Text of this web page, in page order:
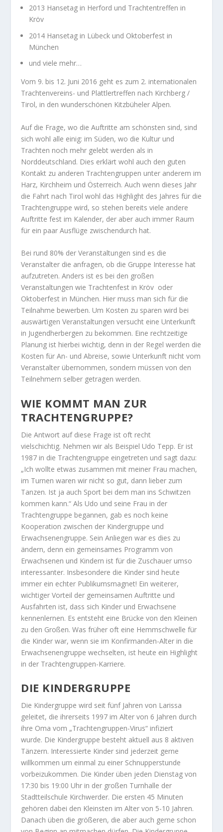
2013 Hansetag in Herford und Trachtentreffen in
Kröv
2014 Hansetag in Lübeck und Oktoberfest in
München
und viele mehr…
Vom 9. bis 12. Juni 2016 geht es zum 2. internationalen
Trachtenvereins- und Plattlertreffen nach Kirchberg /
Tirol, in den wunderschönen Kitzbüheler Alpen.
Auf die Frage, wo die Auftritte am schönsten sind, sind
sich wohl alle einig: im Süden, wo die Kultur und
Trachten noch mehr gelebt werden als in
Norddeutschland. Dies erklärt wohl auch den guten
Kontakt zu anderen Trachtengruppen unter anderem im
Harz, Kirchheim und Österreich. Auch wenn dieses Jahr
die Fahrt nach Tirol wohl das Highlight des Jahres für die
Trachtengruppe wird, so stehen bereits viele andere
Auftritte fest im Kalender, der aber auch immer Raum
für ein paar Ausflüge zwischendurch hat.
Bei rund 80% der Veranstaltungen sind es die
Veranstalter die anfragen, ob die Gruppe Interesse hat
aufzutreten. Anders ist es bei den großen
Veranstaltungen wie Trachtenfest in Kröv oder
Oktoberfest in München. Hier muss man sich für die
Teilnahme bewerben. Um Kosten zu sparen wird bei
auswärtigen Veranstaltungen versucht eine Unterkunft
in Jugendherbergen zu bekommen. Eine rechtzeitige
Planung ist hierbei wichtig, denn in der Regel werden die
Kosten für An- und Abreise, sowie Unterkunft nicht vom
Veranstalter übernommen, sondern müssen von den
Teilnehmern selber getragen werden.
WIE KOMMT MAN ZUR
TRACHTENGRUPPE?
Die Antwort auf diese Frage ist oft recht
vielschichtig. Nehmen wir als Beispiel Udo Tepp. Er ist
1987 in die Trachtengruppe eingetreten und sagt dazu:
„Ich wollte etwas zusammen mit meiner Frau machen,
im Turnen waren wir nicht so gut, dann lieber zum
Tanzen. Ist ja auch Sport bei dem man ins Schwitzen
kommen kann.“ Als Udo und seine Frau in der
Trachtengruppe begannen, gab es noch keine
Kooperation zwischen der Kindergruppe und
Erwachsenengruppe. Sein Anliegen war es dies zu
ändern, denn ein gemeinsames Programm von
Erwachsenen und Kindern ist für die Zuschauer umso
interessanter. Insbesondere die Kinder sind heute
immer ein echter Publikumsmagnet! Ein weiterer,
wichtiger Vorteil der gemeinsamen Auftritte und
Ausfahrten ist, dass sich Kinder und Erwachsene
kennenlernen. Es entsteht eine Brücke von den Kleinen
zu den Großen. Was früher oft eine Hemmschwelle für
die Kinder war, wenn sie im Konfirmanden-Alter in die
Erwachsenengruppe wechselten, ist heute ein Highlight
in der Trachtengruppen-Karriere.
DIE KINDERGRUPPE
Die Kindergruppe wird seit fünf Jahren von Larissa
geleitet, die ihrerseits 1997 im Alter von 6 Jahren durch
ihre Oma vom „Trachtengruppen-Virus“ infiziert
wurde. Die Kindergruppe besteht aktuell aus 8 aktiven
Tänzern. Interessierte Kinder sind jederzeit gerne
willkommen um einmal zu einer Schnupperstunde
vorbeizukommen. Die Kinder üben jeden Dienstag von
17:30 bis 19:00 Uhr in der großen Turnhalle der
Stadtteilschule Kirchwerder. Die ersten 45 Minuten
gehören dabei den Kleinsten im Alter von 5-10 Jahren.
Danach üben die größeren, die aber auch gerne schon